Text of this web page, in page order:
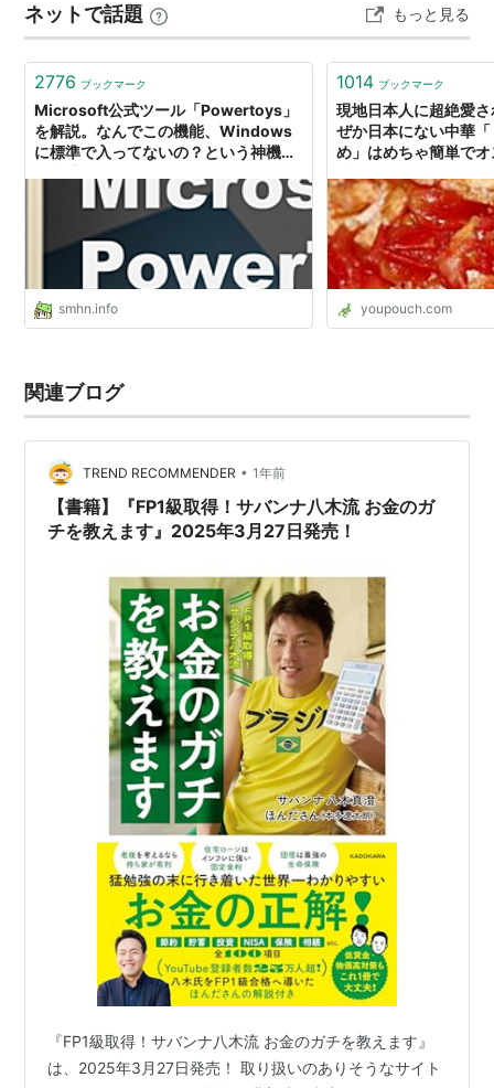
有料級である無料解説動画を見ることにより独学で無事
ＦＰ２級に一発合格するこ…
ネットで話題 もっと見る
2776 ブックマーク
Microsoft公式ツール「Powertoys」
を解説。なんでこの機能、Windows
に標準で入ってないの？という神機能
smhn.info
1014 ブックマーク
現地日本人に超絶愛
ぜか日本にない中華
め」はめちゃ簡単で
youpouch.com
関連ブログ
TREND RECOMMENDER • 1年前
【書籍】『FP1級取得！サバンナ八木流 お金のガ
チを教えます』2025年3月27日発売！
『FP1級取得！サバンナ八木流 お金のガチを教えます』
は、2025年3月27日発売！ 取り扱いのありそうなサイト